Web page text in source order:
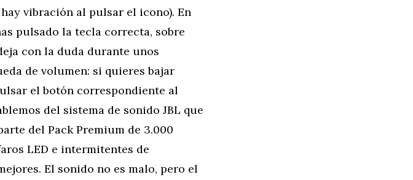
vibración al pulsar el icono). En
pulsado la tecla correcta, sobre
con la duda durante unos
de volumen: si quieres bajar
el botón correspondiente al
del sistema de sonido JBL que
del Pack Premium de 3.000
LED e intermitentes de
El sonido no es malo, pero el